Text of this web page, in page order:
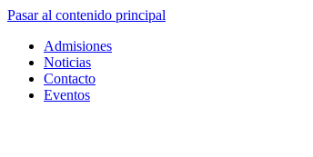
Pasar al contenido principal
Admisiones
Noticias
Contacto
Eventos